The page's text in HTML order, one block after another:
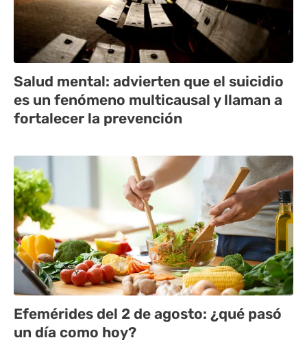
Salud mental: advierten que el suicidio
es un fenómeno multicausal y llaman a
fortalecer la prevención
Efemérides del 2 de agosto: ¿qué pasó
un día como hoy?